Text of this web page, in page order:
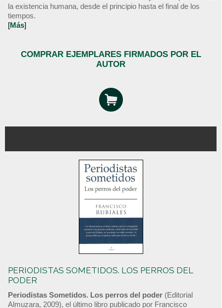
la existencia humana, desde el principio hasta el final de los
tiempos.
[Más]
COMPRAR EJEMPLARES FIRMADOS POR EL
AUTOR
PERIODISTAS SOMETIDOS. LOS PERROS DEL
PODER
Periodistas Sometidos. Los perros del poder (Editorial
Almuzara, 2009), el último libro publicado por Francisco